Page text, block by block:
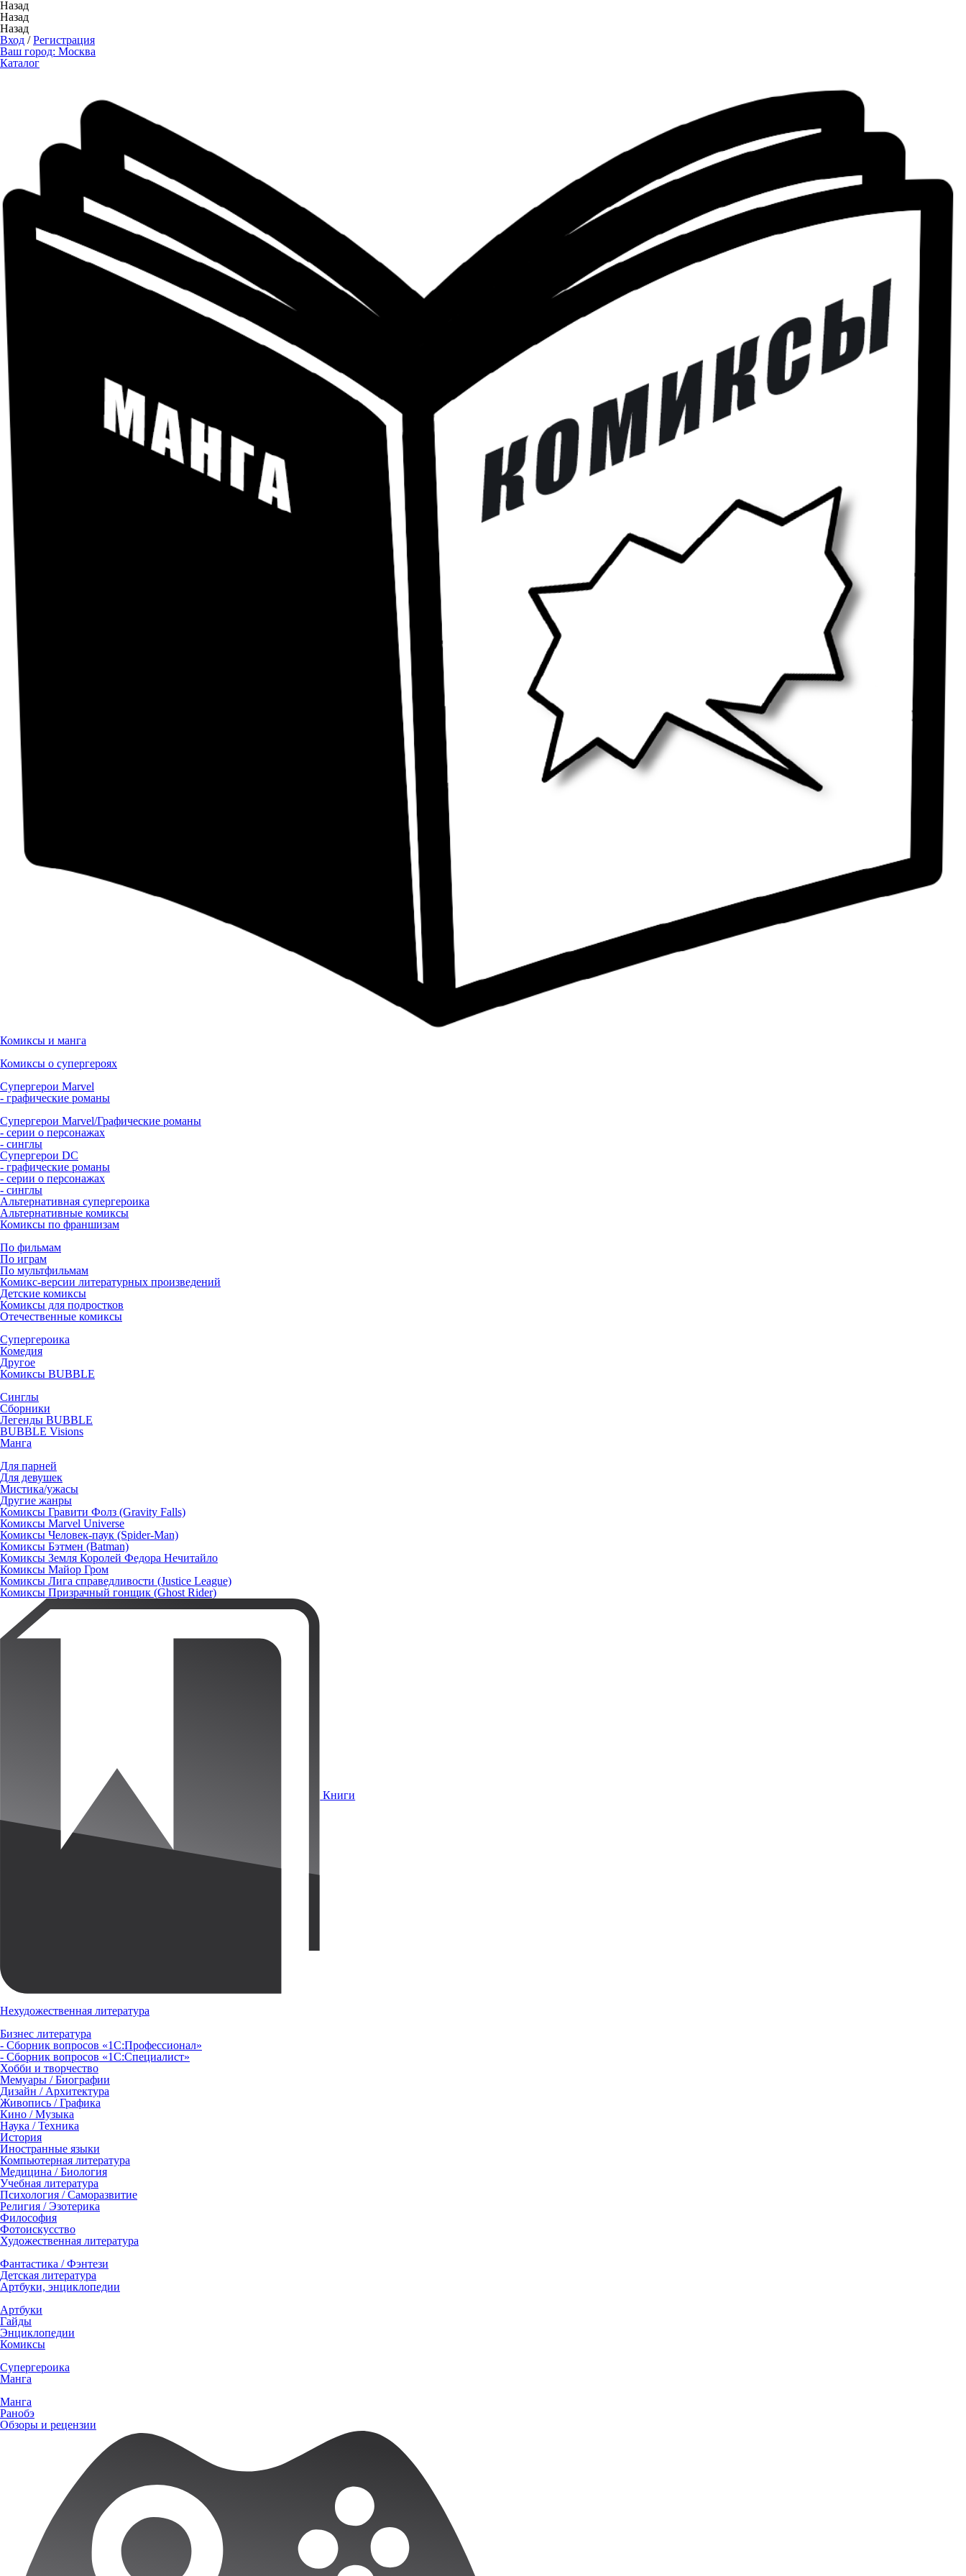
Назад
Назад
Назад
Вход /Регистрация
Ваш город: Москва
Каталог
Комиксы и манга
Комиксы о супергероях
Супергерои Marvel
- графические романы
Супергерои Marvel/Графические романы
- серии о персонажах
- синглы
Супергерои DC
- графические романы
- серии о персонажах
- синглы
Альтернативная супергероика
Альтернативные комиксы
Комиксы по франшизам
По фильмам
По играм
По мультфильмам
Комикс-версии литературных произведений
Детские комиксы
Комиксы для подростков
Отечественные комиксы
Супергероика
Комедия
Другое
Комиксы BUBBLE
Синглы
Сборники
Легенды BUBBLE
BUBBLE Visions
Манга
Для парней
Для девушек
Мистика/ужасы
Другие жанры
Комиксы Гравити Фолз (Gravity Falls)
Комиксы Marvel Universe
Комиксы Человек-паук (Spider-Man)
Комиксы Бэтмен (Batman)
Комиксы Земля Королей Федора Нечитайло
Комиксы Майор Гром
Комиксы Лига справедливости (Justice League)
Комиксы Призрачный гонщик (Ghost Rider)
Книги
Нехудожественная литература
Бизнес литература
- Сборник вопросов «1С:Профессионал»
- Сборник вопросов «1С:Специалист»
Хобби и творчество
Мемуары / Биографии
Дизайн / Архитектура
Живопись / Графика
Кино / Музыка
Наука / Техника
История
Иностранные языки
Компьютерная литература
Медицина / Биология
Учебная литература
Психология / Саморазвитие
Религия / Эзотерика
Философия
Фотоискусство
Художественная литература
Фантастика / Фэнтези
Детская литература
Артбуки, энциклопедии
Артбуки
Гайды
Энциклопедии
Комиксы
Супергероика
Манга
Манга
Ранобэ
Обзоры и рецензии